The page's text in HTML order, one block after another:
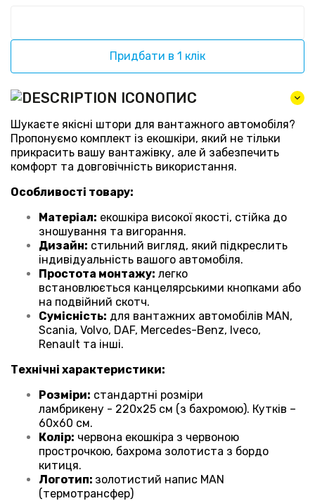
Придбати в 1 клік
ОПИС
Шукаєте якісні штори для вантажного автомобіля?
Пропонуємо комплект із екошкіри, який не тільки
прикрасить вашу вантажівку, але й забезпечить
комфорт та довговічність використання.
Особливості товару:
Матеріал: екошкіра високої якості, стійка до
зношування та вигорання.
Дизайн: стильний вигляд, який підкреслить
індивідуальність вашого автомобіля.
Простота монтажу: легко
встановлюється канцелярськими кнопками або
на подвійний скотч.
Сумісність: для вантажних автомобілів MAN,
Scania, Volvo, DAF, Mercedes-Benz, Iveco,
Renault та інші.
Технічні характеристики:
Розміри: стандартні розміри
ламбрикену - 220х25 см (з бахромою). Кутків –
60х60 см.
Колір: червона екошкіра з червоною
прострочкою, бахрома золотиста з бордо
китиця.
Логотип: золотистий напис MAN
(термотрансфер)